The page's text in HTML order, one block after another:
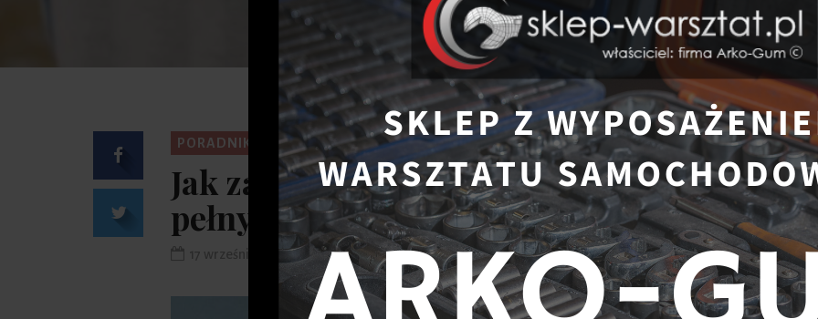
PORADNIK KIEROWCY
Jak zaplanować podróż samochodem
pełnym dzieci?
17 września 2020